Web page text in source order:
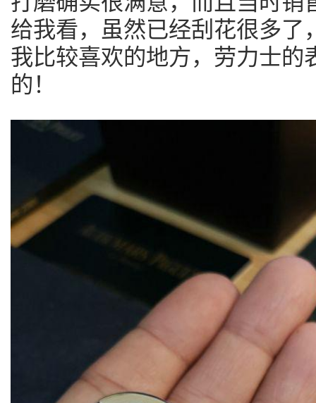
给我看，虽然已经刮花很多了
我比较喜欢的地方，劳力士的
的！